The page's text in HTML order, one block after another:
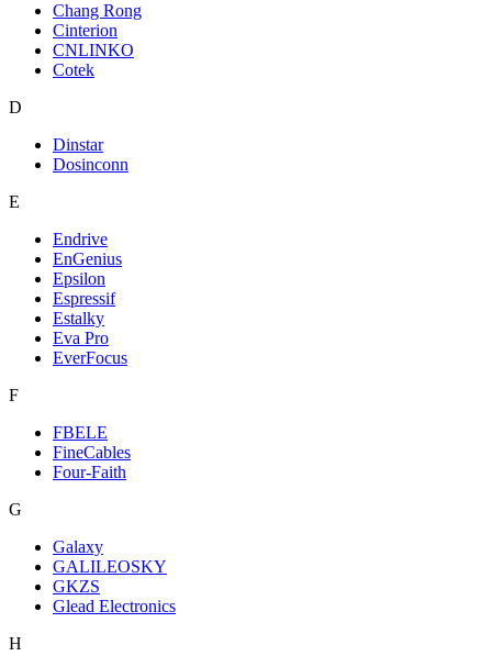
Chang Rong
Cinterion
CNLINKO
Cotek
D
Dinstar
Dosinconn
E
Endrive
EnGenius
Epsilon
Espressif
Estalky
Eva Pro
EverFocus
F
FBELE
FineCables
Four-Faith
G
Galaxy
GALILEOSKY
GKZS
Glead Electronics
H